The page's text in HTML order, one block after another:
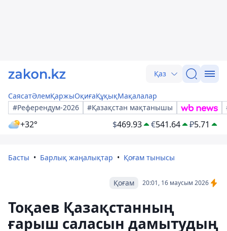
Қаз
СаясатӘлемҚаржыОқиғаҚұқықМақалалар
#Референдум-2026
#Қазақстан мақтанышы
+32° $469.93 €541.64 ₽5.71
Басты Барлық жаңалықтар Қоғам тынысы
20:01, 16 маусым 2026
Қоғам
Тоқаев Қазақстанның
ғарыш саласын дамытудың